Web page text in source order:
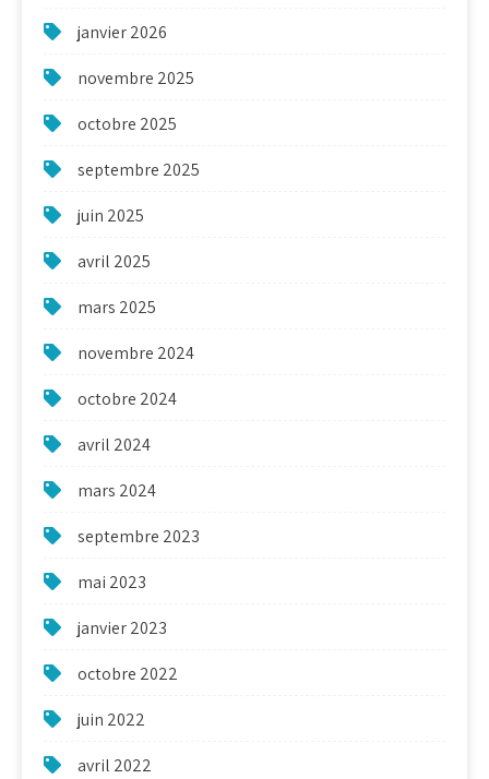
janvier 2026
novembre 2025
octobre 2025
septembre 2025
juin 2025
avril 2025
mars 2025
novembre 2024
octobre 2024
avril 2024
mars 2024
septembre 2023
mai 2023
janvier 2023
octobre 2022
juin 2022
avril 2022